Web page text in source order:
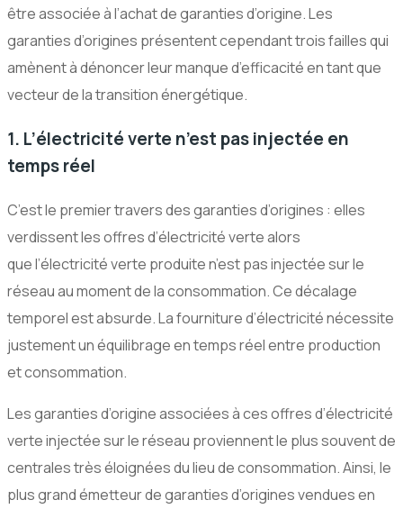
être associée à l’achat de garanties d’origine. Les
garanties d’origines présentent cependant trois failles qui
amènent à dénoncer leur manque d’efficacité en tant que
vecteur de la transition énergétique.
1. L’électricité verte n’est pas injectée en
temps réel
C’est le premier travers des garanties d’origines : elles
verdissent les offres d’électricité verte alors
que l’électricité verte produite n’est pas injectée sur le
réseau au moment de la consommation. Ce décalage
temporel est absurde. La fourniture d’électricité nécessite
justement un équilibrage en temps réel entre production
et consommation.
Les garanties d’origine associées à ces offres d’électricité
verte injectée sur le réseau proviennent le plus souvent de
centrales très éloignées du lieu de consommation. Ainsi, le
plus grand émetteur de garanties d’origines vendues en